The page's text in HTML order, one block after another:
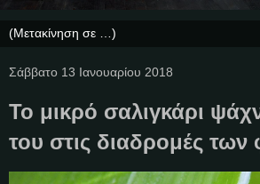
Σάββατο 13 Ιανουαρίου 2018
Το μικρό σαλιγκάρι
του στις διαδρομές